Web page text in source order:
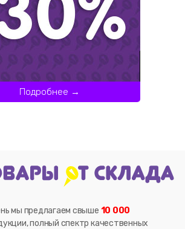
Подробнее →
мы предлагаем свыше 10 000
полный спектр качественных